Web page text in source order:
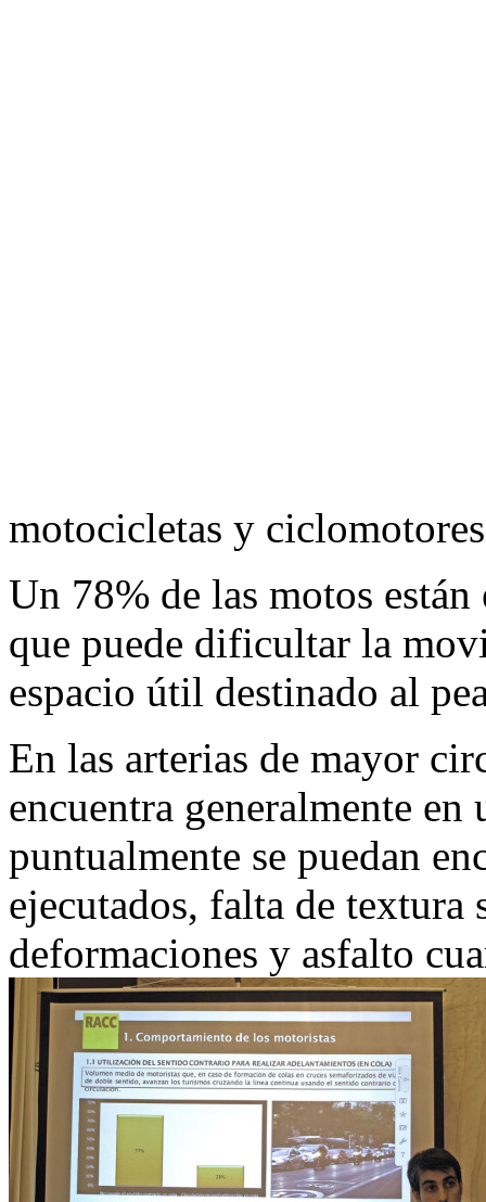
motocicletas y
Un 78% de las motos están
que puede dificultar la
espacio útil destinado al
En las arterias de mayor
encuentra generalmente en
puntualmente se puedan
ejecutados, falta de
deformaciones y asfalto